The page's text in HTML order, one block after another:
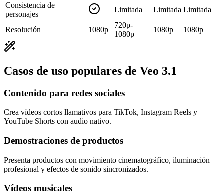
Consistencia de
personajes
Limitada Limitada Limitada
Resolución 1080p
720p-
1080p
1080p 1080p
Casos de uso populares de Veo 3.1
Contenido para redes sociales
Crea vídeos cortos llamativos para TikTok, Instagram Reels y
YouTube Shorts con audio nativo.
Demostraciones de productos
Presenta productos con movimiento cinematográfico, iluminación
profesional y efectos de sonido sincronizados.
Vídeos musicales